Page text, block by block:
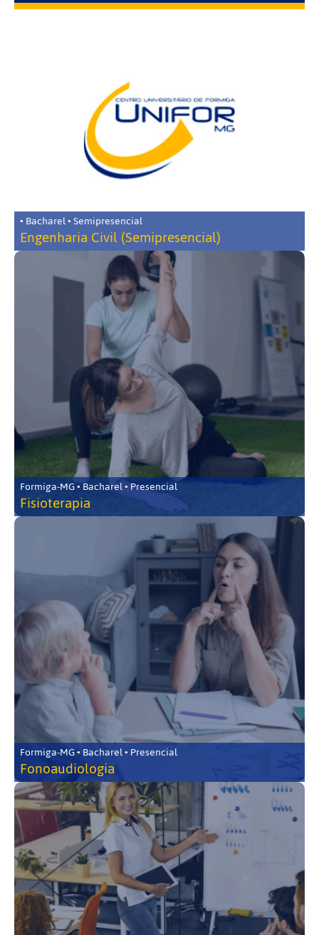
• Bacharel • Semipresencial
Engenharia Civil (Semipresencial)
Formiga-MG • Bacharel • Presencial
Fisioterapia
Formiga-MG • Bacharel • Presencial
Fonoaudiologia